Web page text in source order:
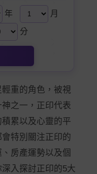
年 月
分
重的角色，被視
之一，正印代表
累以及心靈的平
特別關注正印的
房產運勢以及個
入探討正印的5大